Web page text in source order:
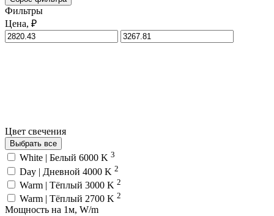
Фильтры
Цена, ₽
Цвет свечения
Выбрать все
White | Белый 6000 K 3
Day | Дневной 4000 K 2
Warm | Тёплый 3000 K 2
Warm | Тёплый 2700 K 2
Мощность на 1м, W/m